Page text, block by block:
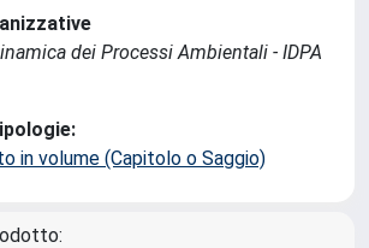
dei Processi Ambientali - IDPA
in volume (Capitolo o Saggio)